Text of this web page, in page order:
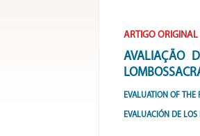
ARTIGO ORIGINAL
AVALIAÇÃO
EVALUATION OF THE
EVALUACIÓN DE LOS